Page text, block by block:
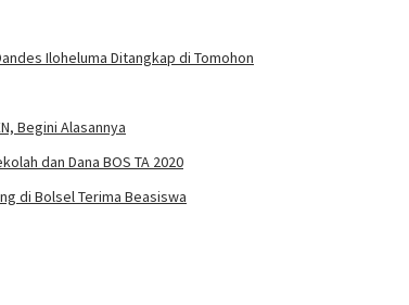
Iloheluma Ditangkap di Tomohon
Begini Alasannya
dan Dana BOS TA 2020
di Bolsel Terima Beasiswa